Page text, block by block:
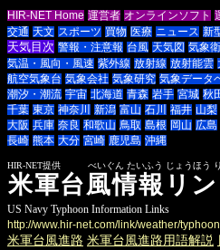
HIR-NET Home 運営者 オンラインソフト
交通 天文 スポーツ 買物 医療 ニュース 新
天気目次 警報・注意報 台風 天気図 気象
気温・風向・風速 紫外線 放射線 放射能雲
航空気象台 気象会社 気象研究 気象データ
潮汐・潮流 宇宙 北海道 青森 岩手 宮城 秋
千葉 東京 神奈川 新潟 富山 石川 福井 山梨
大阪 兵庫 奈良 和歌山 鳥取 島根 岡山 広島
長崎 熊本 大分 宮崎 鹿児島 沖縄
米軍台風情報リ
HIR-NET提供 べいぐん たいふう じょうほう り
US Navy Typhoon Information Links
http://www.hir-net.com/link/weather/
米軍台風進路 米軍台風進路用語解説